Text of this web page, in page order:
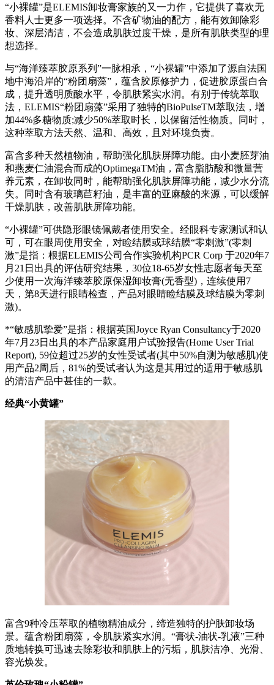
“小裸罐”是ELEMIS卸妆膏家族的又一力作，它提供了喜欢无
香料人士更多一项选择。不含矿物油的配方，能有效卸除彩
妆、深层清洁，不会造成肌肤过度干燥，是所有肌肤类型的理
想选择。
与“海洋臻萃胶原系列”一脉相承，“小裸罐”中添加了源自法国
地中海沿岸的“粉团扇藻”，蕴含胶原修护力，促进胶原蛋白合
成，提升透明质酸水平，令肌肤紧实水润。有别于传统萃取
法，ELEMIS“粉团扇藻”采用了独特的BioPulseTM萃取法，增
加44%多糖物质;减少50%萃取时长，以保留活性物质。同时，
这种萃取方法天然、温和、高效，且对环境负责。
富含多种天然植物油，帮助强化肌肤屏障功能。由小麦胚芽油
和燕麦仁油混合而成的OptimegaTM油，富含脂肪酸和微量营
养元素，在卸妆同时，能帮助强化肌肤屏障功能，减少水分流
失。同时含有玻璃苣籽油，是丰富的亚麻酸的来源，可以缓解
干燥肌肤，改善肌肤屏障功能。
“小裸罐”可供隐形眼镜佩戴者使用安全。经眼科专家测试和认
可，可在眼周使用安全，对睑结膜或球结膜“零刺激”(零刺
激”是指：根据ELEMIS公司合作实验机构PCR Corp 于2020年7
月21日出具的评估研究结果，30位18-65岁女性志愿者每天至
少使用一次海洋臻萃胶原保湿卸妆膏(无香型)，连续使用7
天，第8天进行眼睛检查，产品对眼睛睑结膜及球结膜为零刺
激)。
*“敏感肌挚爱”是指：根据英国Joyce Ryan Consultancy于2020
年7月23日出具的本产品家庭用户试验报告(Home User Trial
Report), 59位超过25岁的女性受试者(其中50%自测为敏感肌)使
用产品2周后，81%的受试者认为这是其用过的适用于敏感肌
的清洁产品中甚佳的一款。
经典“小黄罐”
富含9种冷压萃取的植物精油成分，缔造独特的护肤卸妆场
景。蕴含粉团扇藻，令肌肤紧实水润。“膏状-油状-乳液”三种
质地转换可迅速去除彩妆和肌肤上的污垢，肌肤洁净、光滑、
容光焕发。